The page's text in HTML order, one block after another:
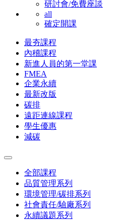
研討會/免費座談
all
確定開課
最夯課程
內稽課程
新進人員的第一堂課
FMEA
企業永續
最新改版
碳排
遠距連線課程
學生優惠
減碳
全部課程
品質管理系列
環境管理/碳排系列
社會責任/驗廠系列
永續議題系列